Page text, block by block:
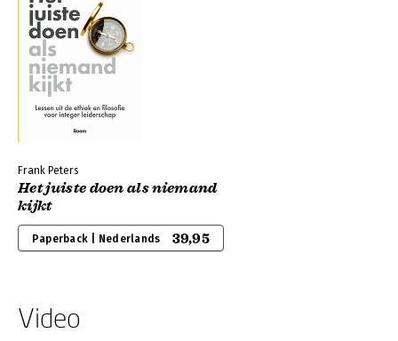
Frank Peters
Het juiste doen als niemand
kijkt
Paperback | Nederlands 39,95
Video